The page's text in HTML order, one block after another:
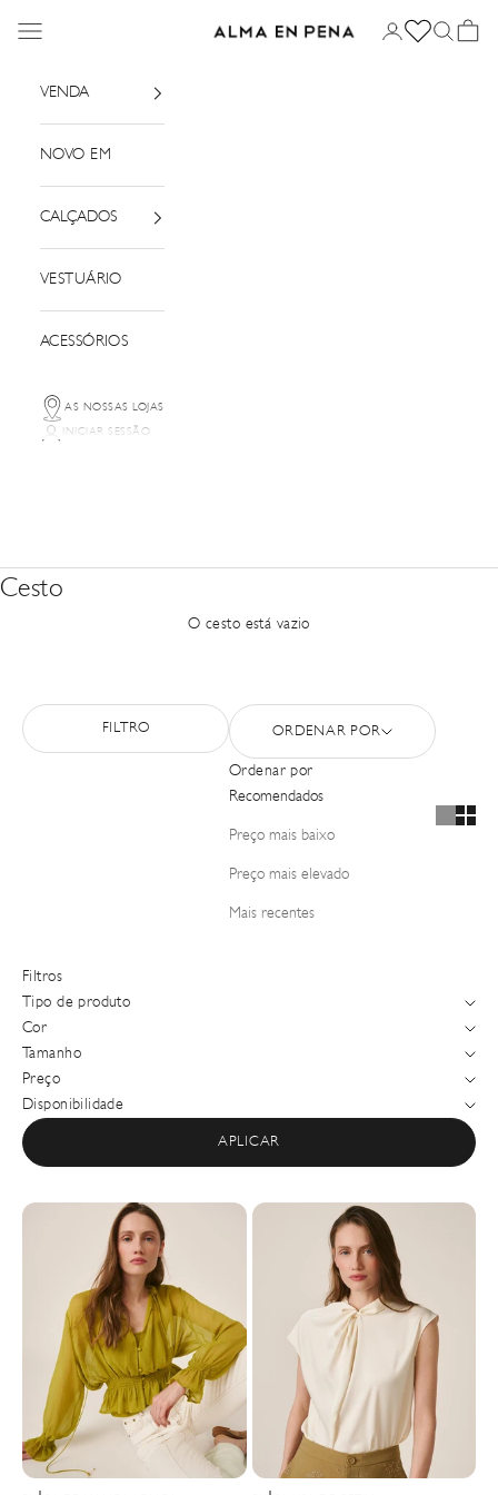
Alma em Pena
Menu Iniciar sessão
Pesquisar
Cesto
VENDA
NOVO EM
CALÇADOS
VESTUÁRIO
ACESSÓRIOS
AS NOSSAS LOJAS
INICIAR SESSÃO
Cesto
O cesto está vazio
FILTRO ORDENAR POR
Ordenar por
Recomendados
Preço mais baixo
Preço mais elevado
Mais recentes
Filtros
Tipo de produto
Cor
Tamanho
Preço
Disponibilidade
APLICAR